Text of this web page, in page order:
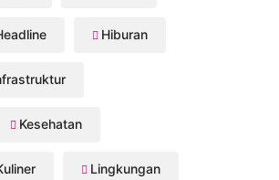
Hiburan
Kesehatan
Lingkungan